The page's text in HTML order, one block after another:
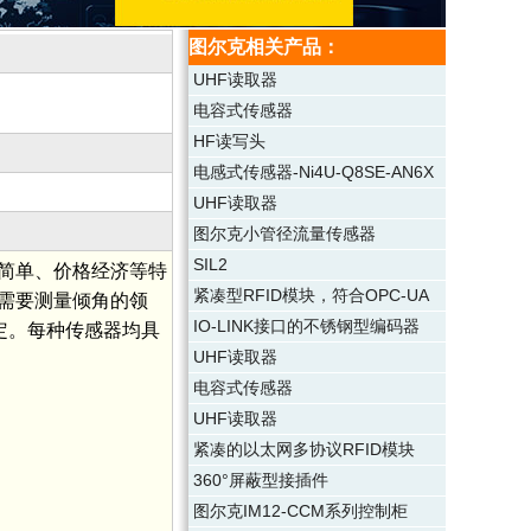
单、价格经济等特
要测量倾角的领
。每种传感器均具
图尔克相关产品：
UHF读取器
电容式传感器
HF读写头
电感式传感器-Ni4U-Q8SE-AN6X
UHF读取器
图尔克小管径流量传感器
SIL2
紧凑型RFID模块，符合OPC-UA
IO-LINK接口的不锈钢型编码器
UHF读取器
电容式传感器
UHF读取器
紧凑的以太网多协议RFID模块
360°屏蔽型接插件
图尔克IM12-CCM系列控制柜